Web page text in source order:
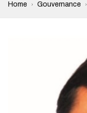
Home Gouvernance